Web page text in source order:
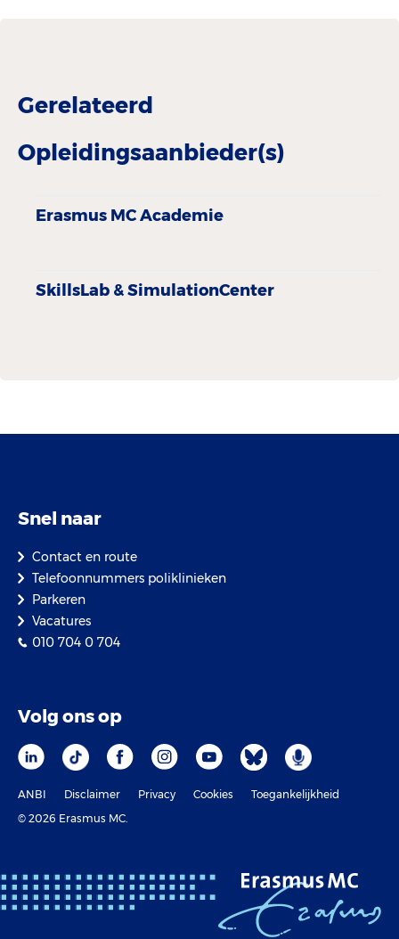
Gerelateerd
Opleidingsaanbieder(s)
Erasmus MC Academie
SkillsLab & SimulationCenter
Snel naar
Contact en route
Telefoonnummers poliklinieken
Parkeren
Vacatures
010 704 0 704
Volg ons op
ANBI Disclaimer Privacy Cookies
Toegankelijkheid
© 2026 Erasmus MC.